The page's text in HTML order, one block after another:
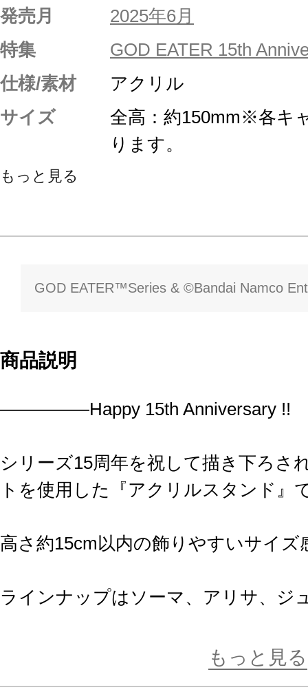
発売月
2025年6月
特集
GOD EATER 15th
仕様/素材
アクリル
サイズ
全高：約150mm※各キ
ります。
もっと見る
GOD EATER™Series & ©Bandai Namco
商品説明
―――――Happy 15th Anniversary !!
シリーズ15周年を祝して描き下ろさ
トを使用した『アクリルスタンド』
高さ約15cm以内の飾りやすいサイ
ラインナップはソーマ、アリサ、ジ
もっと見る